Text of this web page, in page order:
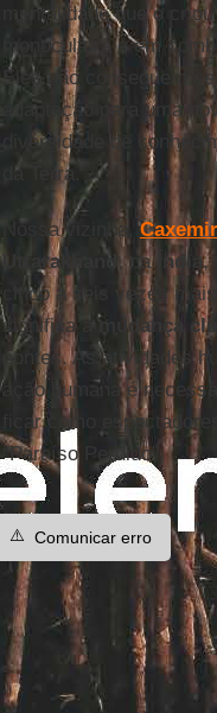
mentalidade que o
monocultura e em
Eles não conseguem
adaptação para uma
diversidade de
da Terra.
Nossa vizinha,
Uttarakhand , na Índia,
cinco a seis vezes
significa a mudança
pontes. As atividades
ação humana é
ficar como
“Paraíso Perdido”.
⚠️ Comunicar erro